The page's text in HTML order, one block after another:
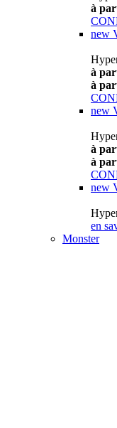
à
new
à
à
new
à
à
new
en
Monster